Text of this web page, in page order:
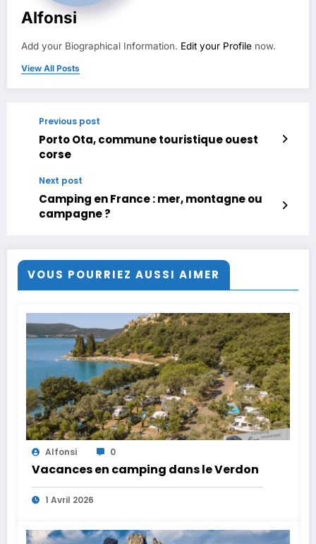
Alfonsi
Add your Biographical Information. Edit your Profile now.
View All Posts
Previous post
Porto Ota, commune touristique ouest
corse
Next post
Camping en France : mer, montagne ou
campagne ?
VOUS POURRIEZ AUSSI AIMER
Alfonsi 0
Vacances en camping dans le Verdon
1 Avril 2026